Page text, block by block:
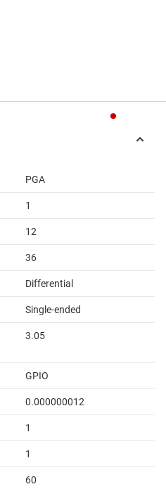
PGA
1
12
36
Differential
Single-ended
3.05
GPIO
0.000000012
1
1
60